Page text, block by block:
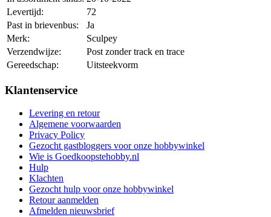
Levertijd:
72
Past in brievenbus:
Ja
Merk:
Sculpey
Verzendwijze:
Post zonder track en trace
Gereedschap:
Uitsteekvorm
Klantenservice
Levering en retour
Algemene voorwaarden
Privacy Policy
Gezocht gastbloggers voor onze hobbywinkel
Wie is Goedkoopstehobby.nl
Hulp
Klachten
Gezocht hulp voor onze hobbywinkel
Retour aanmelden
Afmelden nieuwsbrief